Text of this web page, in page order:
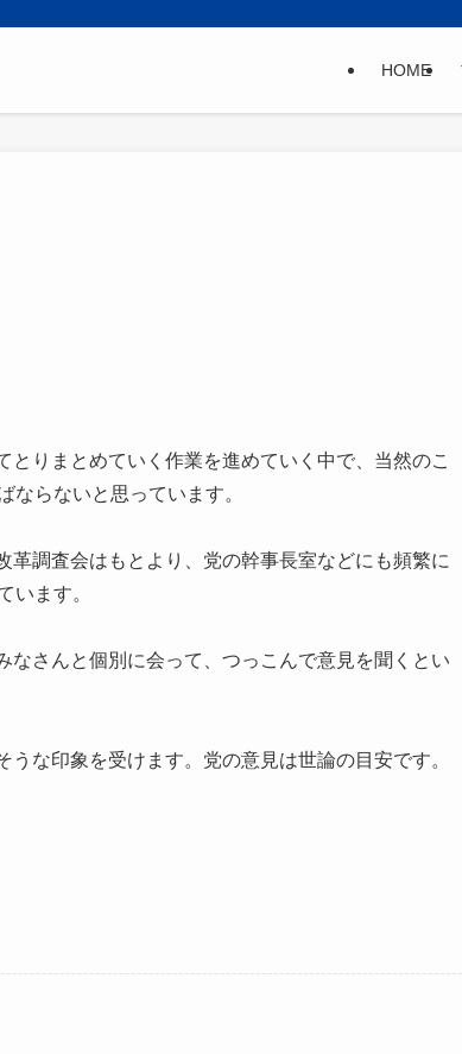
HOME
りまとめていく作業を進めていく中で、当然のこ
ならないと思っています。
調査会はもとより、党の幹事長室などにも頻繁に
います。
なさんと個別に会って、つっこんで意見を聞くとい
な印象を受けます。党の意見は世論の目安です。